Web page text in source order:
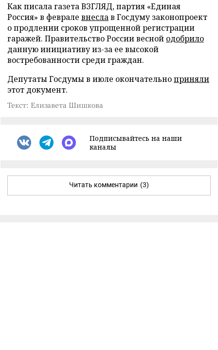
Как писала газета ВЗГЛЯД, партия «Единая
Россия» в феврале внеслав Госдуму законопроект
о продлении сроков упрощенной регистрации
гаражей. Правительство России весной одобрило
данную инициативу из-за ее высокой
востребованности среди граждан.
Депутаты Госдумы в июле окончательноприняли
этот документ.
Текст: Елизавета Шишкова
Подписывайтесь на наши
каналы
Читать комментарии (3)